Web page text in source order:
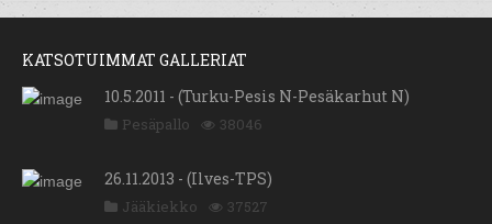
KATSOTUIMMAT GALLERIAT
10.5.2011 - (Turku-Pesis N-Pesäkarhut N)
Pesäpallo 38046
26.11.2013 - (Ilves-TPS)
Jääkiekko 37527